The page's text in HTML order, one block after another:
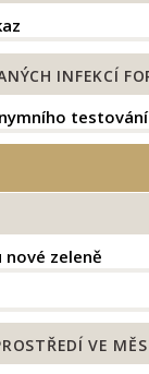
INFEKCÍ
zeleně
VE